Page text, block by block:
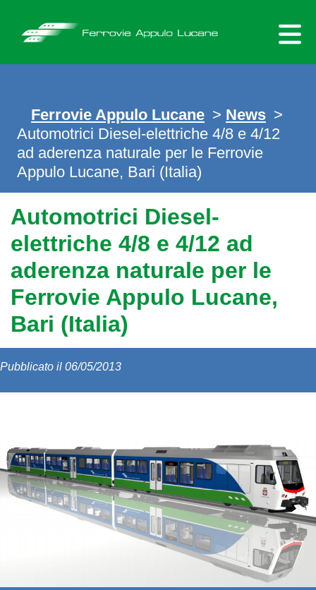
content
Ferrovie Appulo Lucane > News >
Automotrici Diesel-elettriche 4/8 e 4/12
ad aderenza naturale per le Ferrovie
Appulo Lucane, Bari (Italia)
Automotrici Diesel-
elettriche 4/8 e 4/12 ad
aderenza naturale per le
Ferrovie Appulo Lucane,
Bari (Italia)
Pubblicato il 06/05/2013